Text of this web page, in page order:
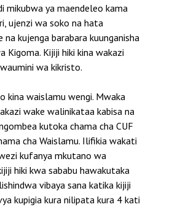
mikubwa ya maendeleo kama
ujenzi wa soko na hata
na kujenga barabara kuunganisha
Kigoma. Kijiji hiki kina wakazi
wa kikristo.
kina waislamu wengi. Mwaka
wake walinikataa kabisa na
kutoka chama cha CUF
cha Waislamu. Ilifikia wakati
kufanya mkutano wa
hiki kwa sababu hawakutaka
vibaya sana katika kijiji
kupigia kura nilipata kura 4 kati